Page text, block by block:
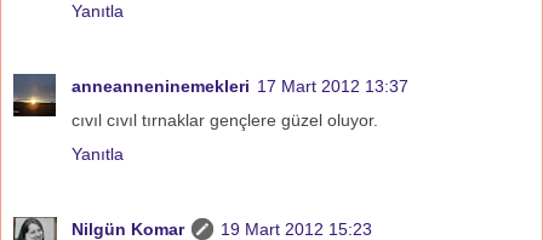
Yanıtla
anneanneninemekleri 17 Mart 2012 13:37
cıvıl cıvıl tırnaklar gençlere güzel oluyor.
Yanıtla
Nilgün Komar
19 Mart 2012 15:23